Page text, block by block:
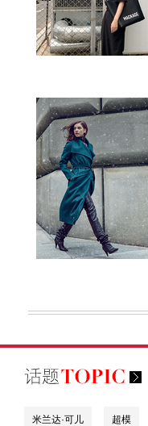
米兰达·可儿 超模